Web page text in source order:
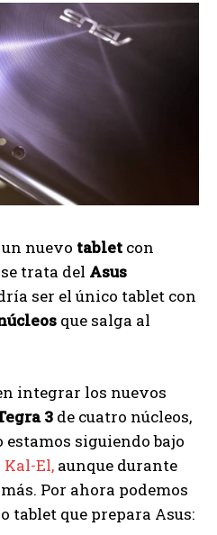
nuevo tablet con
se trata del Asus
ser el único tablet con
que salga al
integrar los nuevos
3 de cuatro núcleos,
estamos siguiendo bajo
El, aunque durante
Por ahora podemos
tablet que prepara Asus: